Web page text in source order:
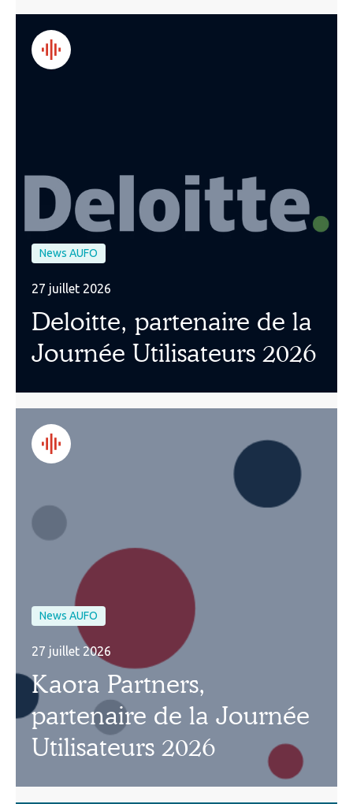
News AUFO
27 juillet 2026
Deloitte, partenaire de la
Journée Utilisateurs 2026
News AUFO
27 juillet 2026
Kaora Partners,
partenaire de la Journée
Utilisateurs 2026